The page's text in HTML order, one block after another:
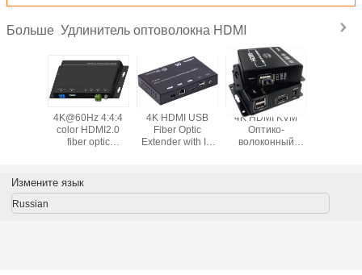
Больше Удлинитель оптоволокна HDMI
4K@60Hz 4:4:4
color HDMI2.0
fiber optic
4K HDMI USB
Fiber Optic
Extender with IP
4K HDMI KVM
Оптико-
волоконный
Измените язык
Russian